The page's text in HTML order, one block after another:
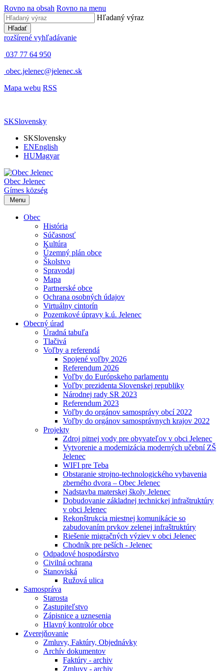
Rovno na obsah Rovno na menu
Hľadaný výraz
Hľadať
rozšírené vyhľadávanie
037 77 64 950
obec.jelenec@jelenec.sk
Mapa webu RSS
SKSlovensky
SKSlovensky
ENEnglish
HUMagyar
Obec Jelenec
Gímes község
Menu
Obec
História
Súčasnosť
Kultúra
Územný plán obce
Školstvo
Spravodaj
Mapa
Partnerské obce
Ochrana osobných údajov
Virtuálny cintorín
Pozemkové úpravy k.ú. Jelenec
Obecný úrad
Úradná tabuľa
Tlačivá
Voľby a referendá
Spojené voľby 2026
Referendum 2026
Voľby do Európskeho parlamentu
Voľby prezidenta Slovenskej republiky
Národnej rady SR 2023
Referendum 2023
Voľby do orgánov samosprávy obcí 2022
Voľby do orgánov samosprávnych krajov 2022
Projekty
Zdroj pitnej vody pre obyvateľov v obci Jelenec
Vytvorenie a modernizácia moderných učební ZŠ
Jelenec
WIFI pre Teba
Obstaranie strojno-technologického vybavenia
zberného dvora – Obec Jelenec
Nadstavba materskej školy Jelenec
Dobudovanie základnej technickej infraštruktúry
v obci Jelenec
Rekonštrukcia miestnej komunikácie so
zabudovaním prvkov zelenej infraštruktúry
Riešenie migračných výziev v obci Jelenec
Chodník pre peších - Jelenec
Odpadové hospodárstvo
Civilná ochrana
Stanoviská
Ružová ulica
Samospráva
Starosta
Zastupiteľstvo
Zápisnice a uznesenia
Hlavný kontrolór obce
Zverejňovanie
Zmluvy, Faktúry, Objednávky
Archív dokumentov
Faktúry - archiv
Zmluvy - archiv